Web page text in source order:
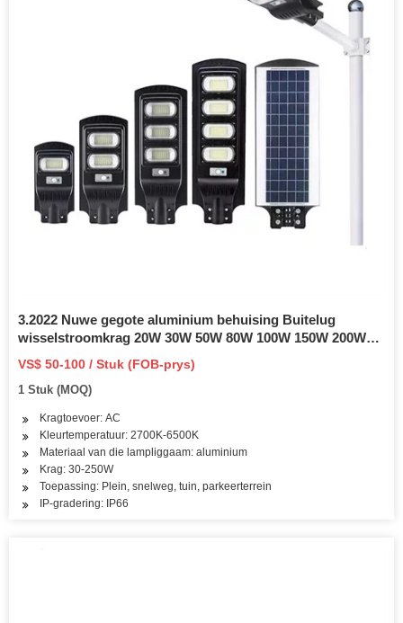
3.2022 Nuwe gegote aluminium behuising Buitelug
wisselstroomkrag 20W 30W 50W 80W 100W 150W 200W
250W met IP66 Waterdigte LED Straatlig
VS$ 50-100 / Stuk (FOB-prys)
1 Stuk (MOQ)
Kragtoevoer: AC
Kleurtemperatuur: 2700K-6500K
Materiaal van die lampliggaam: aluminium
Krag: 30-250W
Toepassing: Plein, snelweg, tuin, parkeerterrein
IP-gradering: IP66